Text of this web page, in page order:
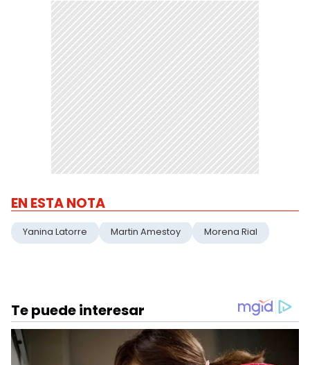
EN ESTA NOTA
Yanina Latorre Martin Amestoy Morena Rial